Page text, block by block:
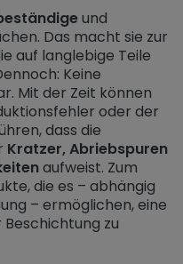
und
Das macht sie zur
auf langlebige Teile
Keine
Mit der Zeit können
oder der
dass die
Kratzer, Abriebspuren
aufweist. Zum
die es – abhängig
– ermöglichen, eine
zu